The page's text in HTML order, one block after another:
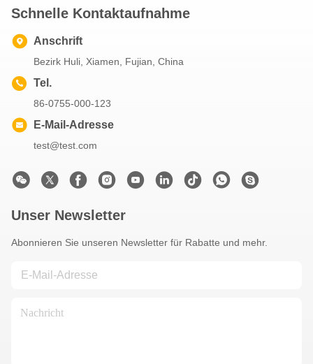
Schnelle Kontaktaufnahme
Anschrift
Bezirk Huli, Xiamen, Fujian, China
Tel.
86-0755-000-123
E-Mail-Adresse
test@test.com
Unser Newsletter
Abonnieren Sie unseren Newsletter für Rabatte und mehr.